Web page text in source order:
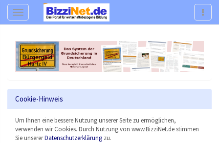
Navigation
Cookie-Hinweis
Um Ihnen eine bessere Nutzung unserer Seite zu ermöglichen,
verwenden wir Cookies. Durch Nutzung von www.BizziNet.de stimmen
Sie unsererDatenschutzerklärung zu.